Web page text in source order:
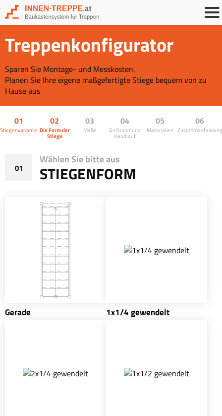
Treppenkonfigurator
Sparen Sie Montage- und Messkosten.
Planen Sie Ihre eigene maßgefertigte Stiege bequem von zu
Hause aus
01
Stiegenvariante
02
Die Form der
Stiege
03
Maße
04
Geländer und
Handlauf
05
Materialien
06
01
Wählen Sie bitte aus
STIEGENFORM
Gerade 1x1/4 gewendelt